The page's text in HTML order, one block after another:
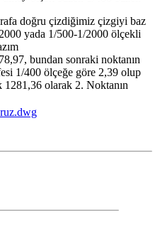
doğru çizdiğimiz çizgiyi baz
yada 1/500-1/2000 ölçekli
bundan sonraki noktanın
1/400 ölçeğe göre 2,39 olup
1281,36 olarak 2. Noktanın